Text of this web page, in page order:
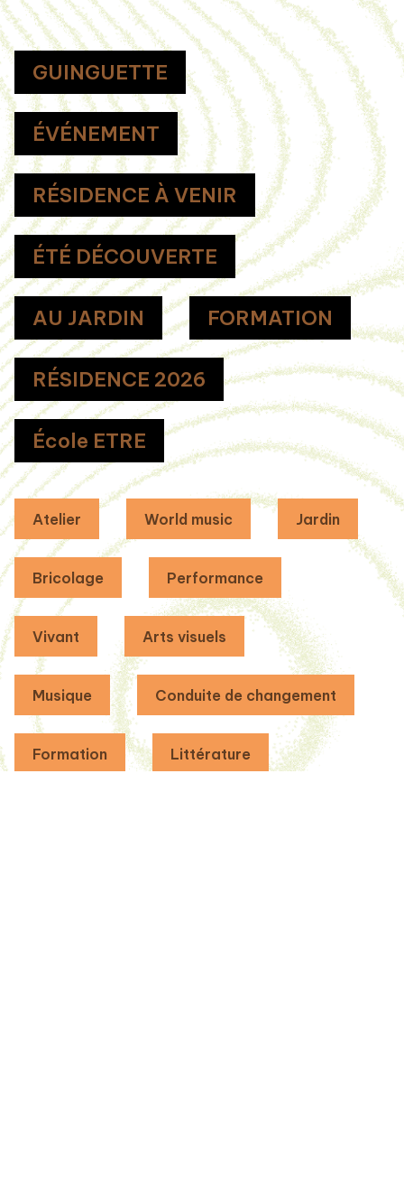
GUINGUETTE
ÉVÉNEMENT
RÉSIDENCE À VENIR
ÉTÉ DÉCOUVERTE
AU JARDIN FORMATION
RÉSIDENCE 2026
École ETRE
Atelier World music Jardin
Bricolage Performance
Vivant Arts visuels
Musique Conduite de changement
Formation Littérature